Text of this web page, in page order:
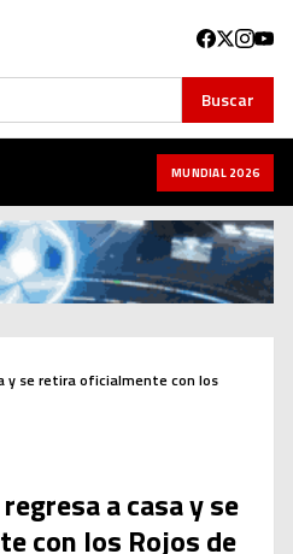
Buscar
MUNDIAL 2026
y se retira oficialmente con los
a casa y se
con los Rojos de